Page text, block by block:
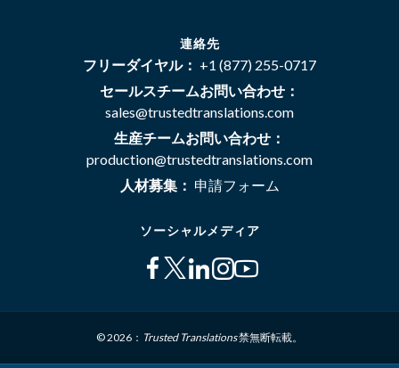
連絡先
フリーダイヤル： +1 (877) 255-0717
セールスチームお問い合わせ：
sales@trustedtranslations.com
生産チームお問い合わせ：
production@trustedtranslations.com
人材募集： 申請フォーム
ソーシャルメディア
© 2026： Trusted Translations禁無断転載。